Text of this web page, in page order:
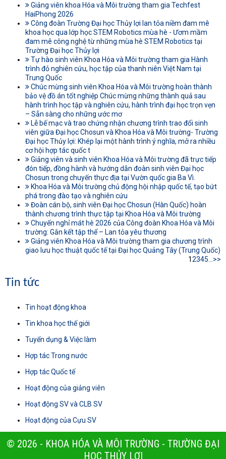
Giảng viên khoa Hóa và Môi trường tham gia Techfest
HaiPhong 2026
Công đoàn Trường Đại học Thủy lợi lan tỏa niềm đam mê
khoa học qua lớp học STEM Robotics mùa hè - Ươm mầm
đam mê công nghệ từ những mùa hè STEM Robotics tại
Trường Đại học Thủy lợi
Tự hào sinh viên Khoa Hóa và Môi trường tham gia Hành
trình đỏ nghiên cứu, học tập của thanh niên Việt Nam tại
Trung Quốc
Chúc mừng sinh viên Khoa Hóa và Môi trường hoàn thành
bảo vệ đồ án tốt nghiệp Chúc mừng những thành quả sau
hành trình học tập và nghiên cứu, hành trình đại học trọn vẹn
– Sẵn sàng cho những ước mơ
Lễ bế mạc và trao chứng nhận chương trình trao đổi sinh
viên giữa Đại học Chosun và Khoa Hóa và Môi trường- Trường
Đại học Thủy lợi: Khép lại một hành trình ý nghĩa, mở ra nhiều
cơ hội hợp tác quốc t
Giảng viên và sinh viên Khoa Hóa và Môi trường đã trực tiếp
đón tiếp, đồng hành và hướng dẫn đoàn sinh viên Đại học
Chosun trong chuyến thực địa tại Vườn quốc gia Ba Vì.
Khoa Hóa và Môi trường chủ động hội nhập quốc tế, tạo bứt
phá trong đào tạo và nghiên cứu
Đoàn cán bộ, sinh viên Đại học Chosun (Hàn Quốc) hoàn
thành chương trình thực tập tại Khoa Hóa và Môi trường
Chuyến nghỉ mát hè 2026 của Công đoàn Khoa Hóa và Môi
trường: Gắn kết tập thể – Lan tỏa yêu thương
Giảng viên Khoa Hóa và Môi trường tham gia chương trình
giao lưu học thuật quốc tế tại Đại học Quảng Tây (Trung Quốc)
12345 >>
Tin tức
Tin hoạt động khoa
Tin khoa học thế giới
Tuyển dụng & Việc làm
Hợp tác Trong nước
Hợp tác Quốc tế
Hoạt động của giảng viên
Hoạt động SV và CLB SV
Hoạt động của Cựu SV
© 2026 - KHOA HÓA VÀ MÔI TRƯỜNG - TRƯỜNG ĐẠI
HỌC THỦY LỢI